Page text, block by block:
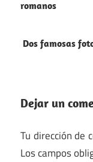
romanos
Dos famosas
Dejar un
Tu dirección de
Los campos